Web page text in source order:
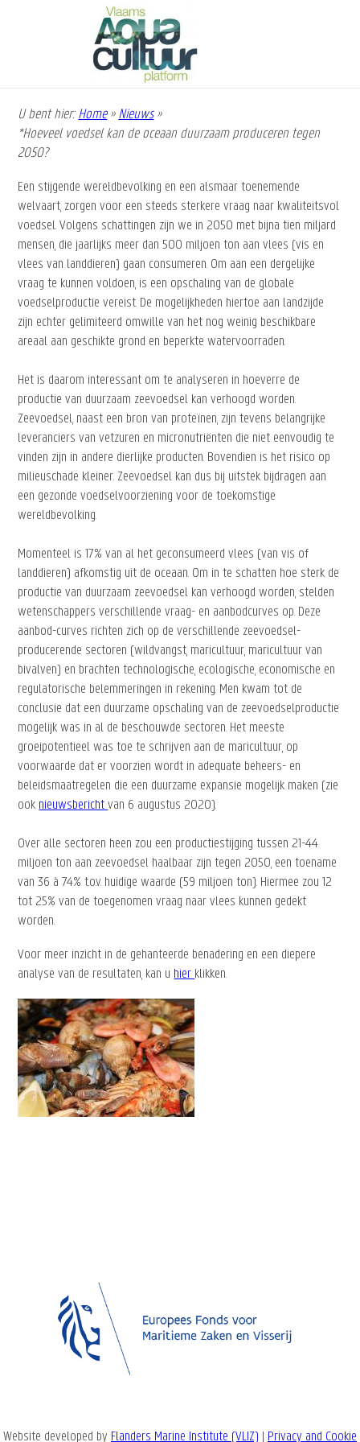
gaan
Kruimelpad
U bent hier: Home » Nieuws »
*Hoeveel voedsel kan de oceaan duurzaam produceren tegen
2050?
Een stijgende wereldbevolking en een alsmaar toenemende
welvaart, zorgen voor een steeds sterkere vraag naar kwaliteitsvol
voedsel. Volgens schattingen zijn we in 2050 met bijna tien miljard
mensen, die jaarlijks meer dan 500 miljoen ton aan vlees (vis en
vlees van landdieren) gaan consumeren. Om aan een dergelijke
vraag te kunnen voldoen, is een opschaling van de globale
voedselproductie vereist. De mogelijkheden hiertoe aan landzijde
zijn echter gelimiteerd omwille van het nog weinig beschikbare
areaal aan geschikte grond en beperkte watervoorraden.
Het is daarom interessant om te analyseren in hoeverre de
productie van duurzaam zeevoedsel kan verhoogd worden.
Zeevoedsel, naast een bron van proteïnen, zijn tevens belangrijke
leveranciers van vetzuren en micronutriënten die niet eenvoudig te
vinden zijn in andere dierlijke producten. Bovendien is het risico op
milieuschade kleiner. Zeevoedsel kan dus bij uitstek bijdragen aan
een gezonde voedselvoorziening voor de toekomstige
wereldbevolking.
Momenteel is 17% van al het geconsumeerd vlees (van vis of
landdieren) afkomstig uit de oceaan. Om in te schatten hoe sterk de
productie van duurzaam zeevoedsel kan verhoogd worden, stelden
wetenschappers verschillende vraag- en aanbodcurves op. Deze
aanbod-curves richten zich op de verschillende zeevoedsel-
producerende sectoren (wildvangst, maricultuur, maricultuur van
bivalven) en brachten technologische, ecologische, economische en
regulatorische belemmeringen in rekening. Men kwam tot de
conclusie dat een duurzame opschaling van de zeevoedselproductie
mogelijk was in al de beschouwde sectoren. Het meeste
groeipotentieel was toe te schrijven aan de maricultuur, op
voorwaarde dat er voorzien wordt in adequate beheers- en
beleidsmaatregelen die een duurzame expansie mogelijk maken (zie
ook nieuwsberichtvan 6 augustus 2020).
Over alle sectoren heen zou een productiestijging tussen 21-44
miljoen ton aan zeevoedsel haalbaar zijn tegen 2050, een toename
van 36 à 74% t.o.v. huidige waarde (59 miljoen ton). Hiermee zou 12
tot 25% van de toegenomen vraag naar vlees kunnen gedekt
worden.
Voor meer inzicht in de gehanteerde benadering en een diepere
analyse van de resultaten, kan u hier klikken.
Website developed by Flanders Marine Institute (VLIZ) | Privacy and Cookie